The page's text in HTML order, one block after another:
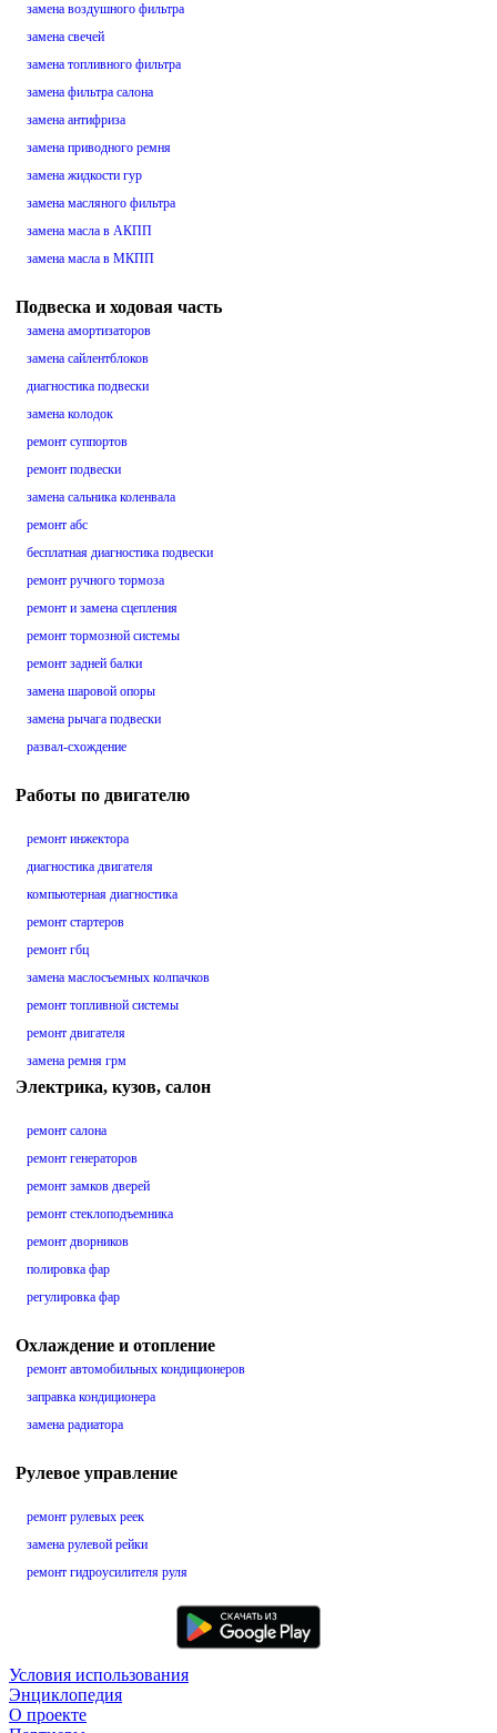
замена воздушного фильтра
замена свечей
замена топливного фильтра
замена фильтра салона
замена антифриза
замена приводного ремня
замена жидкости гур
замена масляного фильтра
замена масла в АКПП
замена масла в МКПП
Подвеска и ходовая часть
замена амортизаторов
замена сайлентблоков
диагностика подвески
замена колодок
ремонт суппортов
ремонт подвески
замена сальника коленвала
ремонт абс
бесплатная диагностика подвески
ремонт ручного тормоза
ремонт и замена сцепления
ремонт тормозной системы
ремонт задней балки
замена шаровой опоры
замена рычага подвески
развал-схождение
Работы по двигателю
ремонт инжектора
диагностика двигателя
компьютерная диагностика
ремонт стартеров
ремонт гбц
замена маслосъемных колпачков
ремонт топливной системы
ремонт двигателя
замена ремня грм
Электрика, кузов, салон
ремонт салона
ремонт генераторов
ремонт замков дверей
ремонт стеклоподъемника
ремонт дворников
полировка фар
регулировка фар
Охлаждение и отопление
ремонт автомобильных кондиционеров
заправка кондиционера
замена радиатора
Рулевое управление
ремонт рулевых реек
замена рулевой рейки
ремонт гидроусилителя руля
Условия использования
Энциклопедия
О проекте